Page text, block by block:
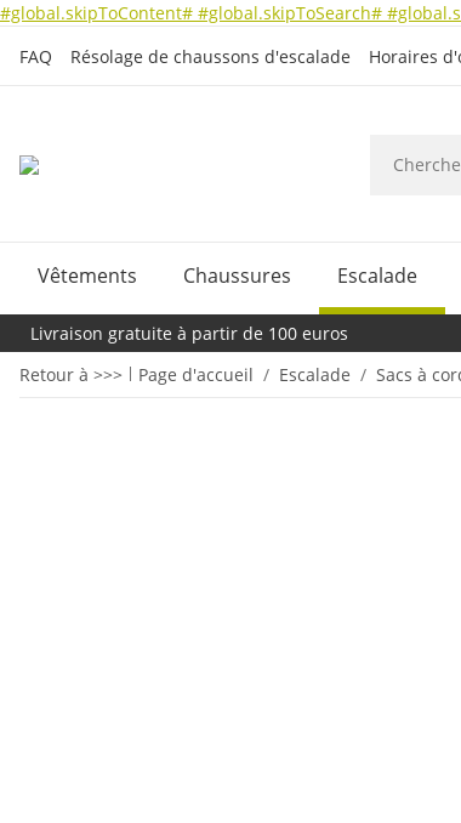
#global.skipToContent# #global.skipToSearch#
FAQ
Résolage de chaussons d'escalade Horaires
Vêtements Chaussures Escalade
Livraison gratuite à partir de 100 euros
Retour à >>>
Page d'accueil Escalade Sacs à